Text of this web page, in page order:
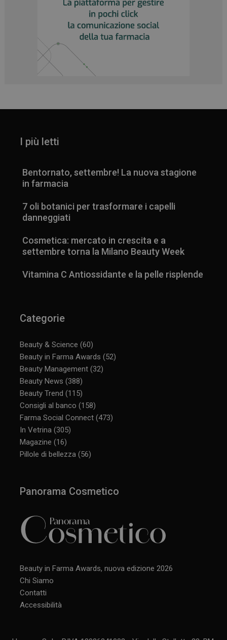
I più letti
Bentornato, settembre! La nuova stagione
in farmacia
7 oli botanici per trasformare i capelli
danneggiati
Cosmetica: mercato in crescita e a
settembre torna la Milano Beauty Week
Vitamina C Antiossidante e la pelle risplende
Categorie
Beauty & Science (60)
Beauty in Farma Awards (52)
Beauty Management (32)
Beauty News (388)
Beauty Trend (115)
Consigli al banco (158)
Farma Social Connect (473)
In Vetrina (305)
Magazine (16)
Pillole di bellezza (56)
Panorama Cosmetico
Beauty in Farma Awards, nuova edizione 2026
Chi Siamo
Contatti
Accessibilità